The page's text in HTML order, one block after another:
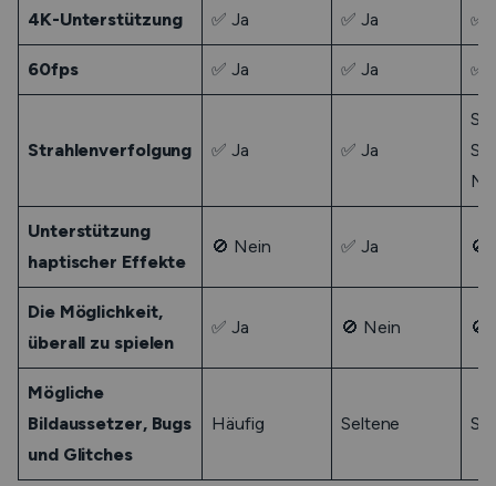
4K-Unterstützung ✅ Ja ✅ Ja ✅
60fps ✅ Ja ✅ Ja ✅
Strahlenverfolgung ✅ Ja ✅ Ja
Unterstützung
haptischer Effekte
🚫 Nein ✅ Ja 🚫
Die Möglichkeit,
überall zu spielen
✅ Ja 🚫 Nein 🚫
Mögliche
Bildaussetzer, Bugs
und Glitches
Häufig Seltene